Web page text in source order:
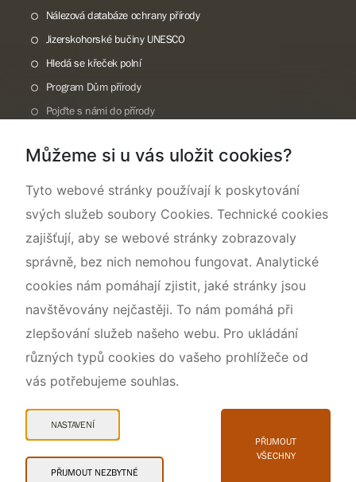
Nálezová databáze ochrany přírody
Jizerskohorské bučiny UNESCO
Hledá se křeček polní
Program Dům přírody
Pojďte s námi do přírody
Rok CHKO pod záštitou České komise pro UNESCO
Snadné čtení
Můžeme si u vás uložit cookies?
Tyto webové stránky používají k poskytování
svých služeb soubory Cookies. Technické cookies
zajišťují, aby se webové stránky zobrazovaly
správně, bez nich nemohou fungovat. Analytické
cookies nám pomáhají zjistit, jaké stránky jsou
navštěvovány nejčastěji. To nám pomáhá při
zlepšování služeb našeho webu. Pro ukládání
různých typů cookies do vašeho prohlížeče od
vás potřebujeme souhlas.
NASTAVENÍ
PŘIJMOUT NEZBYTNÉ
PŘIJMOUT
VŠECHNY